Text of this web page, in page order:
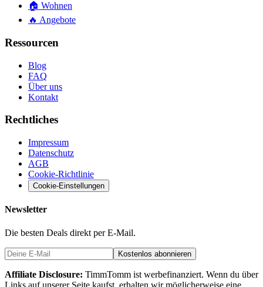
🏠 Wohnen
🔥 Angebote
Ressourcen
Blog
FAQ
Über uns
Kontakt
Rechtliches
Impressum
Datenschutz
AGB
Cookie-Richtlinie
Cookie-Einstellungen
Newsletter
Die besten Deals direkt per E-Mail.
Kostenlos abonnieren
Affiliate Disclosure: TimmTomm ist werbefinanziert. Wenn du über
Links auf unserer Seite kaufst, erhalten wir möglicherweise eine